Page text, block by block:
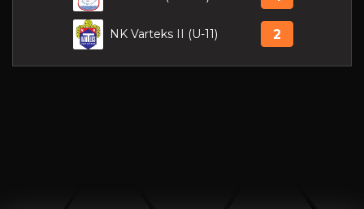
NK Varteks II (U-11) 2